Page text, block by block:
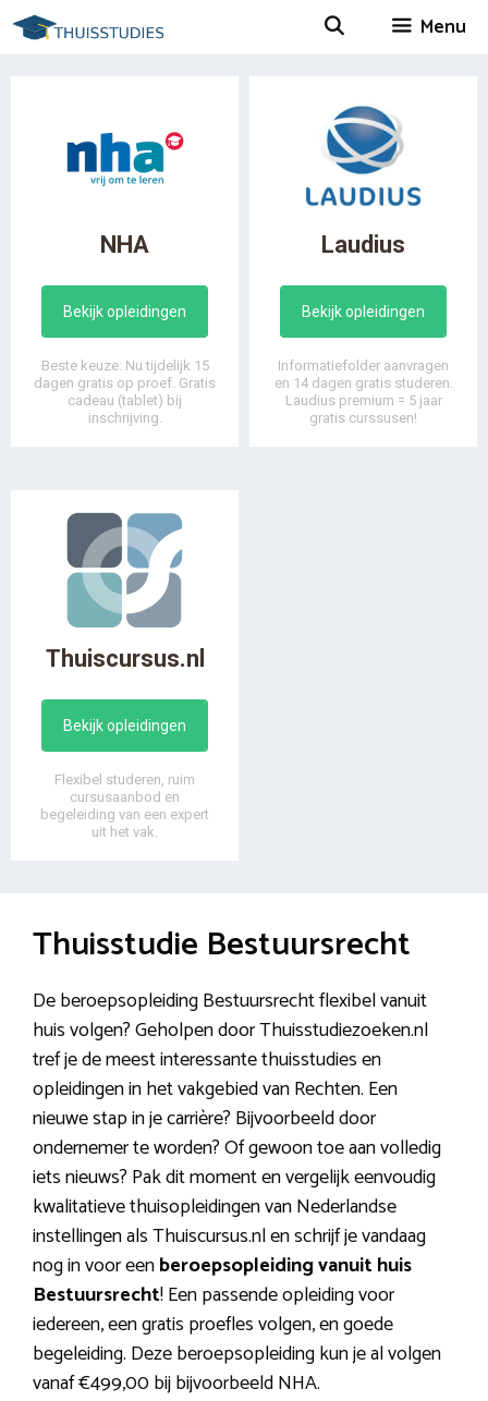
Spring
naar
Menu
NHA
Bekijk opleidingen
Beste keuze: Nu tijdelijk 15
dagen gratis op proef. Gratis
cadeau (tablet) bij
inschrijving.
Laudius
Bekijk opleidingen
Informatiefolder aanvragen
en 14 dagen gratis studeren.
Laudius premium = 5 jaar
gratis curssusen!
Thuiscursus.nl
Bekijk opleidingen
Flexibel studeren, ruim
cursusaanbod en
begeleiding van een expert
uit het vak.
Thuisstudie Bestuursrecht
De beroepsopleiding Bestuursrecht flexibel vanuit
huis volgen? Geholpen door Thuisstudiezoeken.nl
tref je de meest interessante thuisstudies en
opleidingen in het vakgebied van Rechten. Een
nieuwe stap in je carrière? Bijvoorbeeld door
ondernemer te worden? Of gewoon toe aan volledig
iets nieuws? Pak dit moment en vergelijk eenvoudig
kwalitatieve thuisopleidingen van Nederlandse
instellingen als Thuiscursus.nl en schrijf je vandaag
nog in voor eenberoepsopleiding vanuit huis
Bestuursrecht! Een passende opleiding voor
iedereen, een gratis proefles volgen, en goede
begeleiding. Deze beroepsopleiding kun je al volgen
vanaf €499,00 bij bijvoorbeeld NHA.